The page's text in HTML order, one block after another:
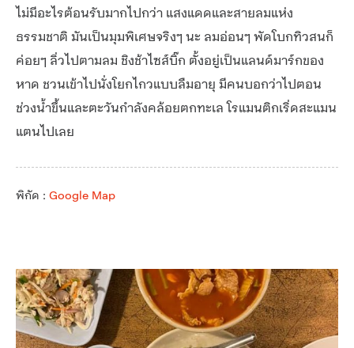
ไม่มีอะไรต้อนรับมากไปกว่า แสงแดดและสายลมแห่ง
ธรรมชาติ มันเป็นมุมพิเศษจริงๆ นะ ลมอ่อนๆ พัดโบกทิวสนก็
ค่อยๆ ลิ่วไปตามลม ชิงช้าไซส์บิ๊ก ตั้งอยู่เป็นแลนด์มาร์กของ
หาด ชวนเข้าไปนั่งโยกไกวแบบลืมอายุ มีคนบอกว่าไปตอน
ช่วงน้ำขึ้นและตะวันกำลังคล้อยตกทะเล โรแมนติกเริ่ดสะแมน
แตนไปเลย
พิกัด : Google Map